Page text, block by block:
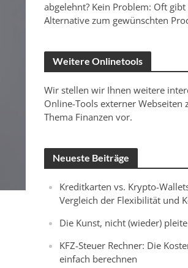
abgelehnt? Kein Problem: Oft gibt
Alternative zum gewünschten
Weitere Onlinetools
Wir stellen wir Ihnen weitere
Online-Tools externer Webseiten
Thema Finanzen vor.
Neueste Beiträge
Kreditkarten vs. Krypto-
Vergleich der Flexibilität und
Die Kunst, nicht (wieder)
KFZ-Steuer Rechner: Die
einfach berechnen